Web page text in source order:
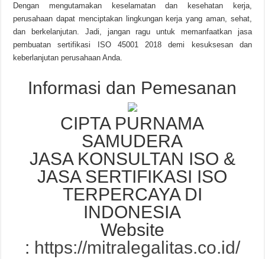
Dengan mengutamakan keselamatan dan kesehatan kerja,
perusahaan dapat menciptakan lingkungan kerja yang aman, sehat,
dan berkelanjutan. Jadi, jangan ragu untuk memanfaatkan jasa
pembuatan sertifikasi ISO 45001 2018 demi kesuksesan dan
keberlanjutan perusahaan Anda.
Informasi dan Pemesanan
CIPTA PURNAMA
SAMUDERA
JASA KONSULTAN ISO &
JASA SERTIFIKASI ISO
TERPERCAYA DI
INDONESIA
Website
: https://mitralegalitas.co.id/